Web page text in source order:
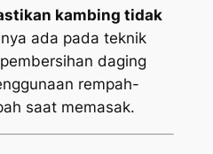
kambing tidak
ada pada teknik
daging
rempah-
saat memasak.